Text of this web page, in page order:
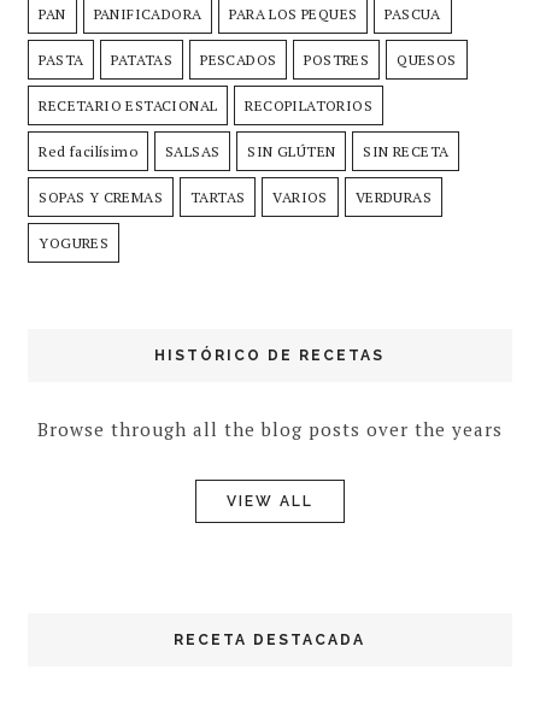
PAN PANIFICADORA PARA LOS PEQUES PASCUA
PASTA PATATAS PESCADOS POSTRES QUESOS
RECETARIO ESTACIONAL RECOPILATORIOS
Red facilísimo SALSAS SIN GLÚTEN SIN RECETA
SOPAS Y CREMAS TARTAS VARIOS VERDURAS
YOGURES
HISTÓRICO DE RECETAS
Browse through all the blog posts over the years
VIEW ALL
RECETA DESTACADA